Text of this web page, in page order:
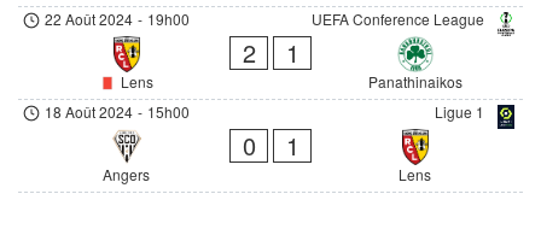
UEFA Conference League
22 Août 2024 - 19h00
Lens
2 1
Panathinaikos
Ligue 1
18 Août 2024 - 15h00
Angers
0 1
Lens